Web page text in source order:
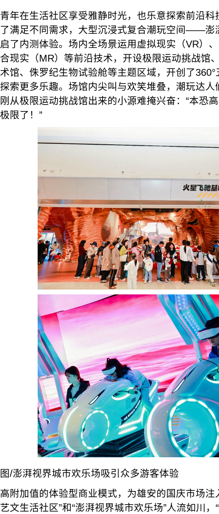
青年在生活社区享受雅静时光，也乐意探索前沿
了满足不同需求，大型沉浸式复合潮玩空间——澎
启了内测体验。场内全场景运用虚拟现实（VR）
合现实（MR）等前沿技术，开设极限运动挑战馆
术馆、侏罗纪生物试验舱等主题区域，开创了
探索更多乐趣。场馆内尖叫与欢笑堆叠，潮玩达
刚从极限运动挑战馆出来的小源难掩兴奋：“本恐
极限了！”
图/澎湃视界城市欢乐场吸引众多游客体验
高附加值的体验型商业模式，为雄安的国庆市场注
艺文生活社区”和“澎湃视界城市欢乐场”人流如川，“